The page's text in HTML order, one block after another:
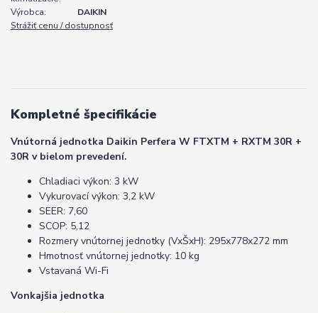
Výrobca:
DAIKIN
Strážiť cenu / dostupnosť
Kompletné špecifikácie
Vnútorná jednotka Daikin Perfera W FTXTM + RXTM 30R +
30R v bielom prevedení.
Chladiaci výkon: 3 kW
Vykurovací výkon: 3,2 kW
SEER: 7,60
SCOP: 5,12
Rozmery vnútornej jednotky (VxŠxH): 295x778x272 mm
Hmotnosť vnútornej jednotky: 10 kg
Vstavaná Wi-Fi
Vonkajšia jednotka